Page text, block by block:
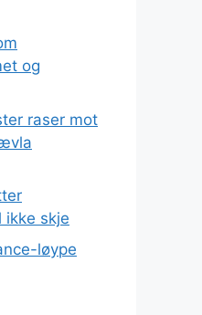
og
raser mot
ikke skje
løype